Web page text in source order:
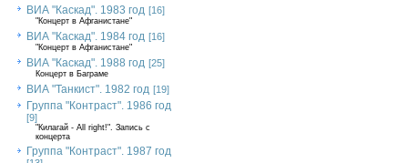
ВИА "Каскад". 1983 год [16]
"Концерт в Афганистане"
ВИА "Каскад". 1984 год [16]
"Концерт в Афганистане"
ВИА "Каскад". 1988 год [25]
Концерт в Баграме
ВИА "Танкист". 1982 год [19]
Группа "Контраст". 1986 год
[9]
"Килагай - All right!". Запись с
концерта
Группа "Контраст". 1987 год